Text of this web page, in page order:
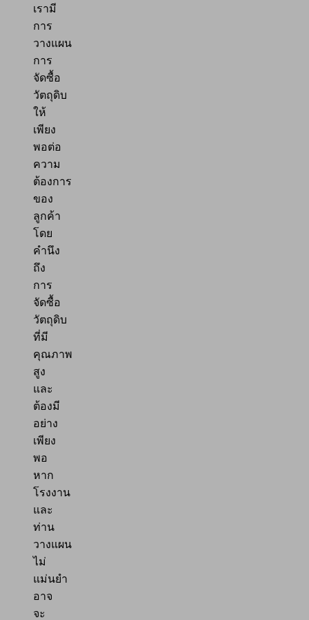
เรามี
การ
วางแผน
การ
จัดซื้อ
วัตถุดิบ
ให้
เพียง
พอต่อ
ความ
ต้องการ
ของ
ลูกค้า
โดย
คำนึง
ถึง
การ
จัดซื้อ
วัตถุดิบ
ที่มี
คุณภาพ
สูง
และ
ต้องมี
อย่าง
เพียง
พอ
หาก
โรงงาน
และ
ท่าน
วางแผน
ไม่
แม่นยำ
อาจ
จะ